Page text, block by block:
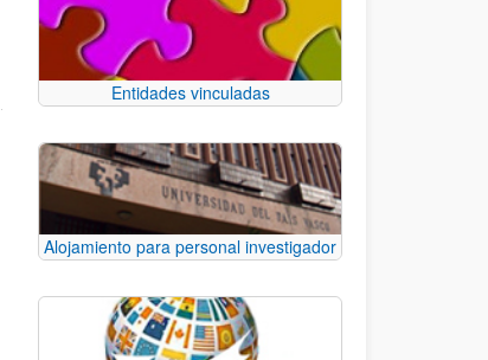
Entidades vinculadas
Alojamiento para personal investigador